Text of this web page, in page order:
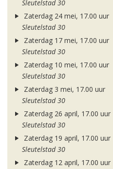
Sleutelstad 30
Zaterdag 24 mei, 17.00 uur
Sleutelstad 30
Zaterdag 17 mei, 17.00 uur
Sleutelstad 30
Zaterdag 10 mei, 17.00 uur
Sleutelstad 30
Zaterdag 3 mei, 17.00 uur
Sleutelstad 30
Zaterdag 26 april, 17.00 uur
Sleutelstad 30
Zaterdag 19 april, 17.00 uur
Sleutelstad 30
Zaterdag 12 april, 17.00 uur